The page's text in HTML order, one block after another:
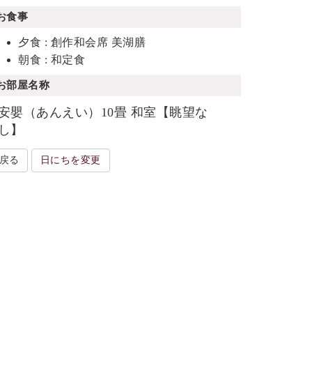
食事
夕食 : 創作和会席 美湖膳
朝食 : 和定食
部屋名称
嬰（あんえい）10畳 和室【眺望な
し】
戻る 日にちを変更